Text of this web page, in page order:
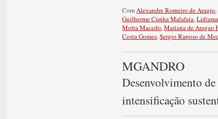
Com Alexandre Romeiro de Araujo,
Guilherme Cunha Malafaia,
Motta Macedo,Mariana de Aragao
Costa Gomes,Sergio Raposo de
MGANDRO
Desenvolvimento
intensificação